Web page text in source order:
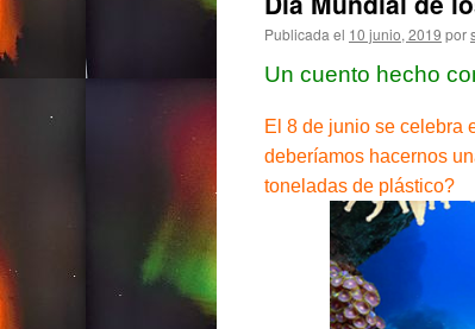
Publicada el 10 junio, 2019 por
Un cuento hecho
El 8 de junio se celebra
deberíamos hacernos
toneladas de plástico?